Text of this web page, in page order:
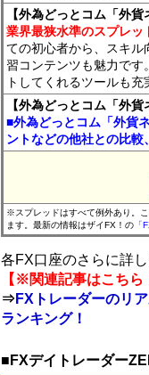
【外為どっとコム「外
業界最狭水準のスプレ
ての初心者から、スキ
習コンテンツも魅力です
トしてくれるツールも充
【外為どっとコム「外
■外為どっとコム「外貨
ントなどの他社との比較
※スプレッドはすべて例外あり。
ます。最新の情報はザイFX！の 「
各FX口座のさらに詳
【※関連記事はこちら
⇒FXトレーダーのリ
ランキング！
■FXデイトレーダー